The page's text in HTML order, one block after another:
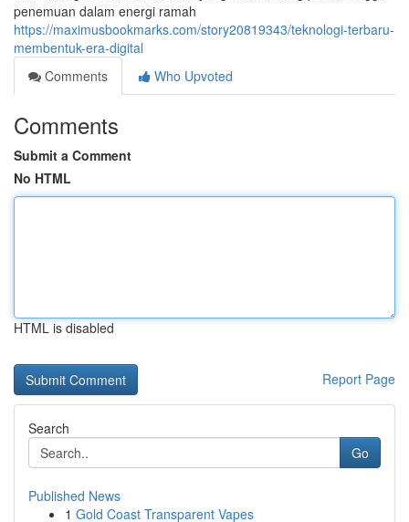
penemuan dalam energi ramah
https://maximusbookmarks.com/story20819343/teknologi-terbaru-
membentuk-era-digital
Comments
Who Upvoted
Comments
Submit a Comment
No HTML
HTML is disabled
Report Page
Search
Go
Published News
1 Gold Coast Transparent Vapes